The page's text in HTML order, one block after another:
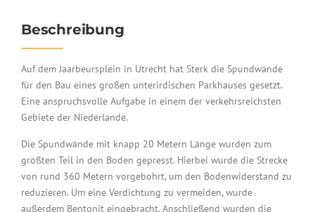
Beschreibung
Auf dem Jaarbeursplein in Utrecht hat Sterk die Spundwände
für den Bau eines großen unterirdischen Parkhauses gesetzt.
Eine anspruchsvolle Aufgabe in einem der verkehrsreichsten
Gebiete der Niederlande.
Die Spundwände mit knapp 20 Metern Länge wurden zum
größten Teil in den Boden gepresst. Hierbei wurde die Strecke
von rund 360 Metern vorgebohrt, um den Bodenwiderstand zu
reduzieren. Um eine Verdichtung zu vermeiden, wurde
außerdem Bentonit eingebracht. Anschließend wurden die